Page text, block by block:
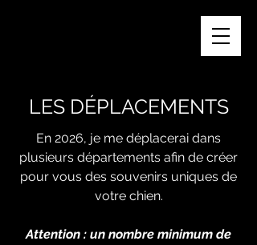
LES DÉPLACEMENTS
En 2026, je me déplacerai dans
plusieurs départements afin de créer
pour vous des souvenirs uniques de
votre chien.
Attention : un nombre minimum de